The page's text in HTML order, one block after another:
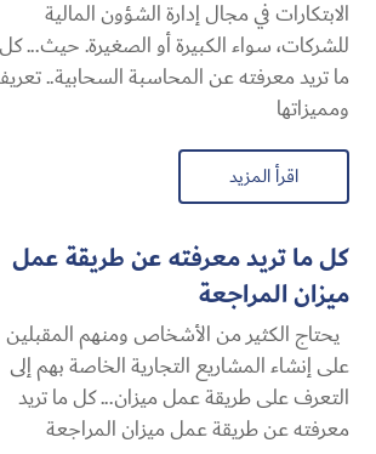
الابتكارات في مجال إدارة الشؤون المالية
للشركات، سواء الكبيرة أو الصغيرة. حيث... كل
ما تريد معرفته عن المحاسبة السحابية​..
ومميزاتها
اقرأ المزيد
كل ما تريد معرفته عن طريقة عمل
ميزان المراجعة
يحتاج الكثير من الأشخاص ومنهم المقبلين
على إنشاء المشاريع التجارية الخاصة بهم إلى
التعرف على طريقة عمل ميزان... كل ما تريد
معرفته عن طريقة عمل ميزان المراجعة